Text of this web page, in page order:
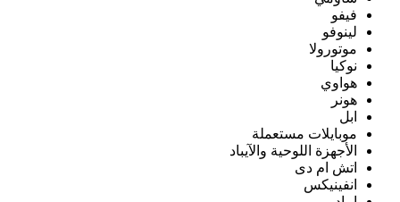
فيفو
لينوفو
موتورولا
نوكيا
هواوي
هونر
ابل
موبايلات مستعملة
الأجهزة اللوحية والآيباد
اتش ام دى
انفينيكس